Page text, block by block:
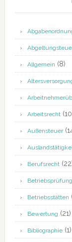
Allgemein (8)
Arbeitsrecht
Außensteuer
Berufsrecht
Betriebsprüfung
Betriebsstätten
Bewertung (21)
Bibliographie(1)